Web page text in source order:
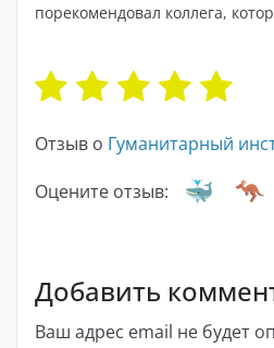
порекомендовал коллега,
Отзыв о Гуманитарный
Оцените отзыв:
Добавить
Ваш адрес email не будет